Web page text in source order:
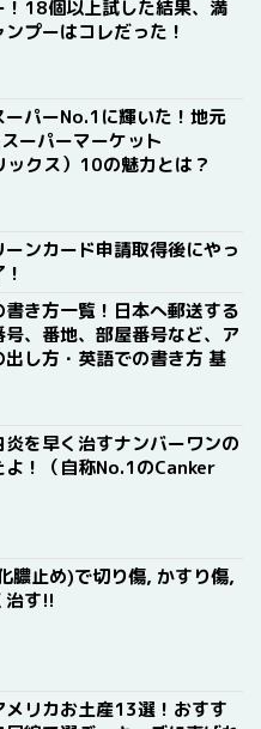
！18個以上試した結果、満
プーはコレだった！
ーパーNo.1に輝いた！地元
ーパーマーケット
クス）10の魅力とは？
ンカード申請取得後にやっ
書き方一覧！日本へ郵送する
、番地、部屋番号など、ア
し方・英語での書き方 基
炎を早く治すナンバーワンの
よ！（自称No.1のCanker
膿止め)で切り傷, かすり傷,
治す!!
メリカお土産13選！おすす